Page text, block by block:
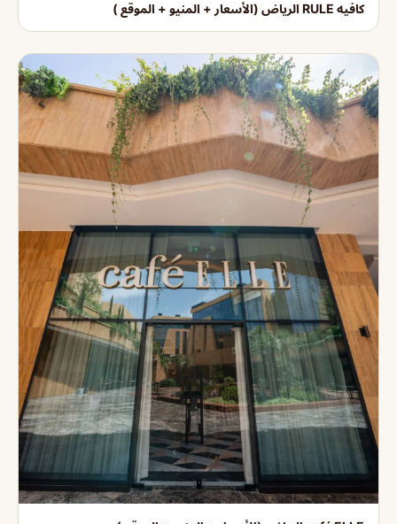
كافيه RULE الرياض (الأسعار + المنيو + الموقع )